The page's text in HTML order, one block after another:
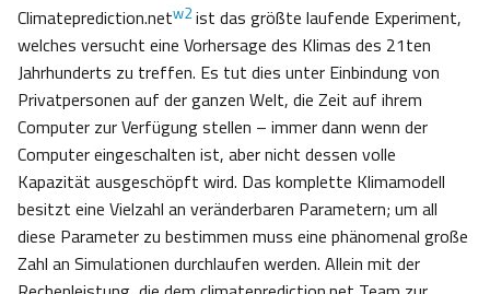
Climateprediction.netw2ist das größte laufende Experiment,
welches versucht eine Vorhersage des Klimas des 21ten
Jahrhunderts zu treffen. Es tut dies unter Einbindung von
Privatpersonen auf der ganzen Welt, die Zeit auf ihrem
Computer zur Verfügung stellen – immer dann wenn der
Computer eingeschalten ist, aber nicht dessen volle
Kapazität ausgeschöpft wird. Das komplette Klimamodell
besitzt eine Vielzahl an veränderbaren Parametern; um all
diese Parameter zu bestimmen muss eine phänomenal große
Zahl an Simulationen durchlaufen werden. Allein mit der